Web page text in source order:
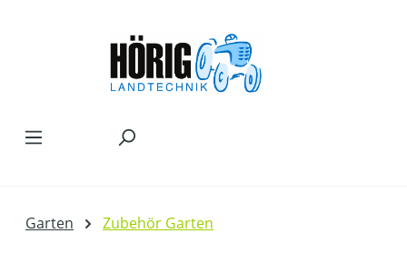
Garten Zubehör Garten